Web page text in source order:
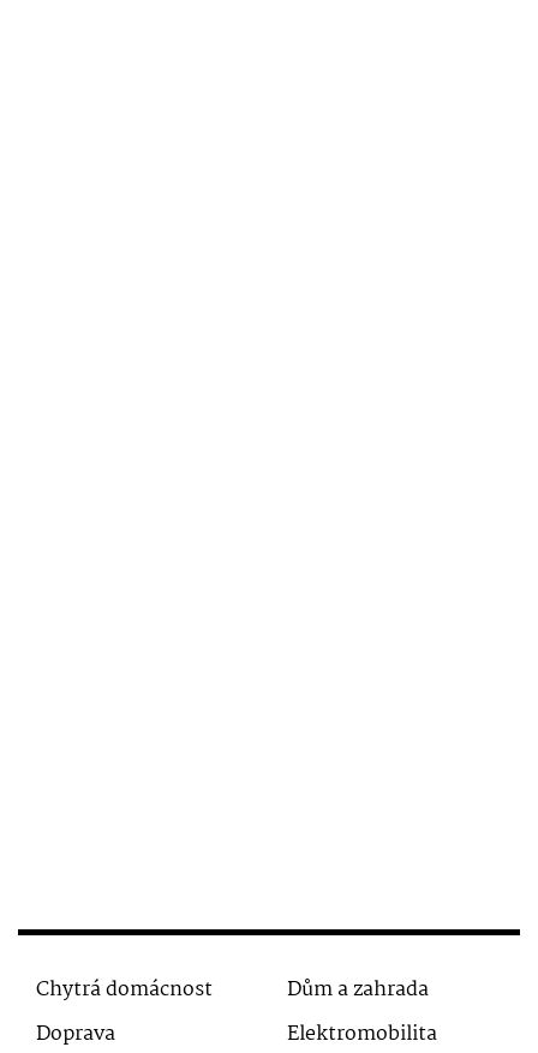
Chytrá domácnost
Dům a zahrada
Doprava
Elektromobilita